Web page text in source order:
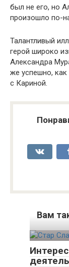
был не его, но
произошло по-
Талантливый
герой широко
Александра
же успешно, как
с Кариной.
Вам